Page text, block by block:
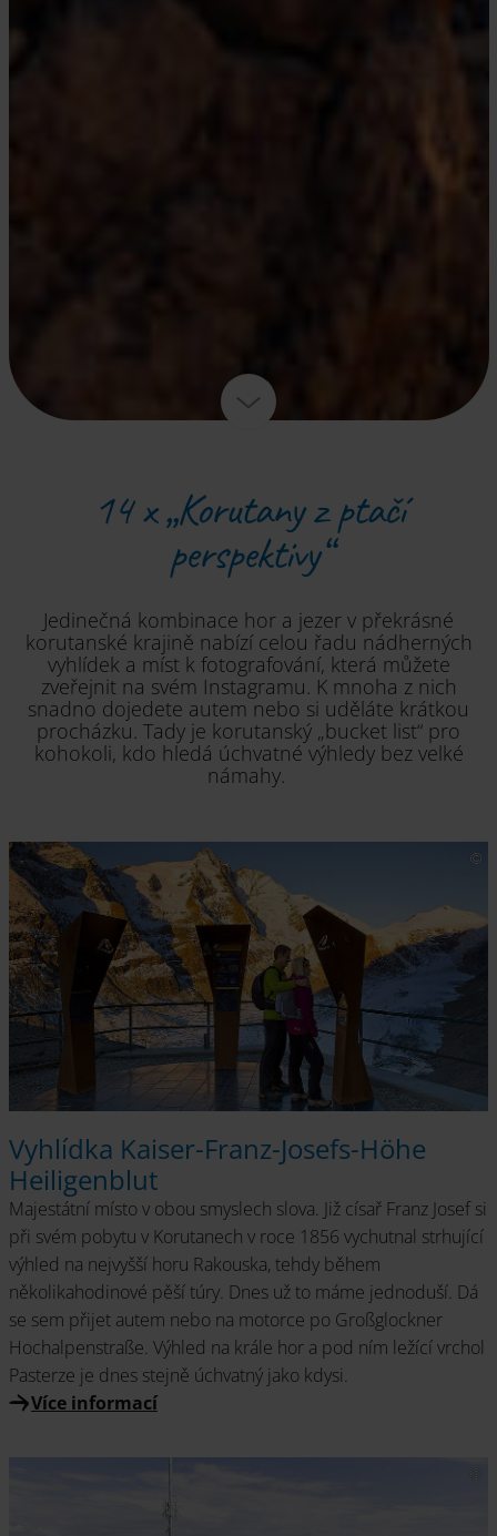
14 x „Korutany z ptačí
perspektivy“
Jedinečná kombinace hor a jezer v překrásné
korutanské krajině nabízí celou řadu nádherných
vyhlídek a míst k fotografování, která můžete
zveřejnit na svém Instagramu. K mnoha z nich
snadno dojedete autem nebo si uděláte krátkou
procházku. Tady je korutanský „bucket list“ pro
kohokoli, kdo hledá úchvatné výhledy bez velké
námahy.
Vyhlídka Kaiser-Franz-Josefs-Höhe
Heiligenblut
Majestátní místo v obou smyslech slova. Již císař Franz Josef si
při svém pobytu v Korutanech v roce 1856 vychutnal strhující
výhled na nejvyšší horu Rakouska, tehdy během
několikahodinové pěší túry. Dnes už to máme jednoduší. Dá
se sem přijet autem nebo na motorce po Großglockner
Hochalpenstraße. Výhled na krále hor a pod ním ležící vrchol
Pasterze je dnes stejně úchvatný jako kdysi.
Více informací